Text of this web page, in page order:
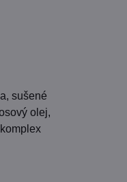
sušené
olej,